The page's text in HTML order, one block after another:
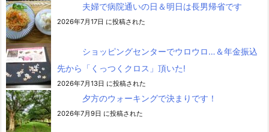
夫婦で病院通いの日＆明日は長男帰省です
2026年7月17日 に投稿された
ショッピングセンターでウロウロ…＆年金振込
先から「くっつくクロス」頂いた!
2026年7月13日 に投稿された
夕方のウォーキングで決まりです！
2026年7月9日 に投稿された